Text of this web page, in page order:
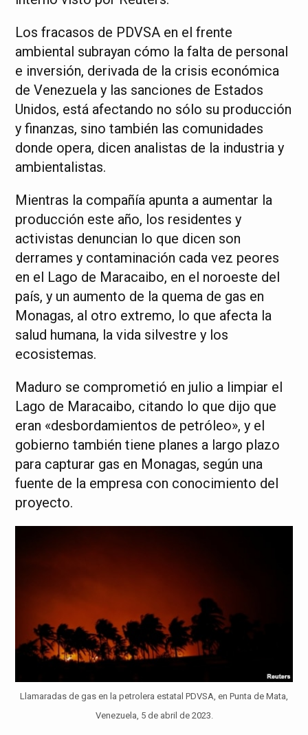
Los fracasos de PDVSA en el frente
ambiental subrayan cómo la falta de personal
e inversión, derivada de la crisis económica
de Venezuela y las sanciones de Estados
Unidos, está afectando no sólo su producción
y finanzas, sino también las comunidades
donde opera, dicen analistas de la industria y
ambientalistas.
Mientras la compañía apunta a aumentar la
producción este año, los residentes y
activistas denuncian lo que dicen son
derrames y contaminación cada vez peores
en el Lago de Maracaibo, en el noroeste del
país, y un aumento de la quema de gas en
Monagas, al otro extremo, lo que afecta la
salud humana, la vida silvestre y los
ecosistemas.
Maduro se comprometió en julio a limpiar el
Lago de Maracaibo, citando lo que dijo que
eran «desbordamientos de petróleo», y el
gobierno también tiene planes a largo plazo
para capturar gas en Monagas, según una
fuente de la empresa con conocimiento del
proyecto.
Llamaradas de gas en la petrolera estatal PDVSA, en Punta de Mata,
Venezuela, 5 de abril de 2023.